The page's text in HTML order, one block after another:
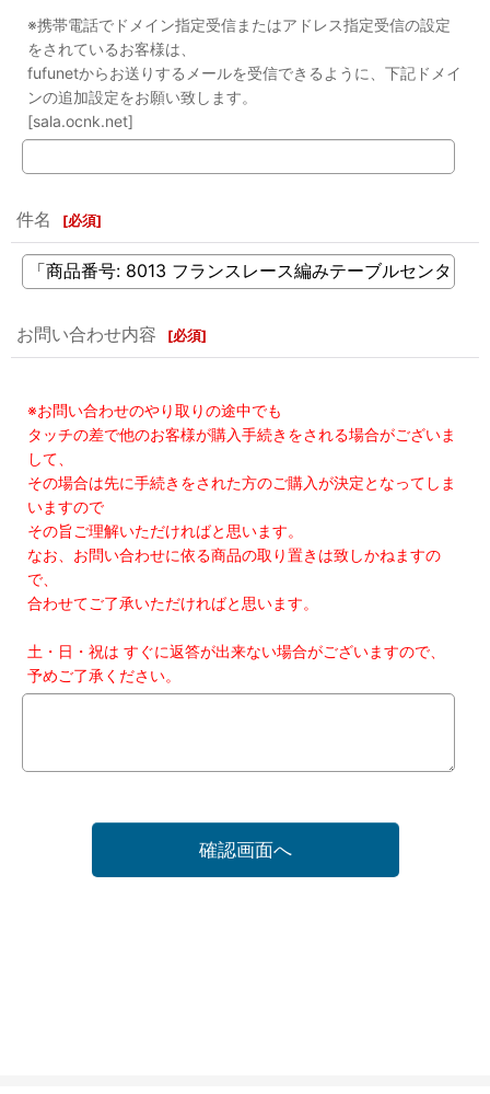
※携帯電話でドメイン指定受信またはアドレス指定受信の設定
をされているお客様は、
fufunetからお送りするメールを受信できるように、下記ドメイ
ンの追加設定をお願い致します。
[sala.ocnk.net]
件名 [必須]
お問い合わせ内容 [必須]
※お問い合わせのやり取りの途中でも
タッチの差で他のお客様が購入手続きをされる場合がございま
して、
その場合は先に手続きをされた方のご購入が決定となってしま
いますので
その旨ご理解いただければと思います。
なお、お問い合わせに依る商品の取り置きは致しかねますの
で、
合わせてご了承いただければと思います。
土・日・祝は すぐに返答が出来ない場合がございますので、
予めご了承ください。
確認画面へ